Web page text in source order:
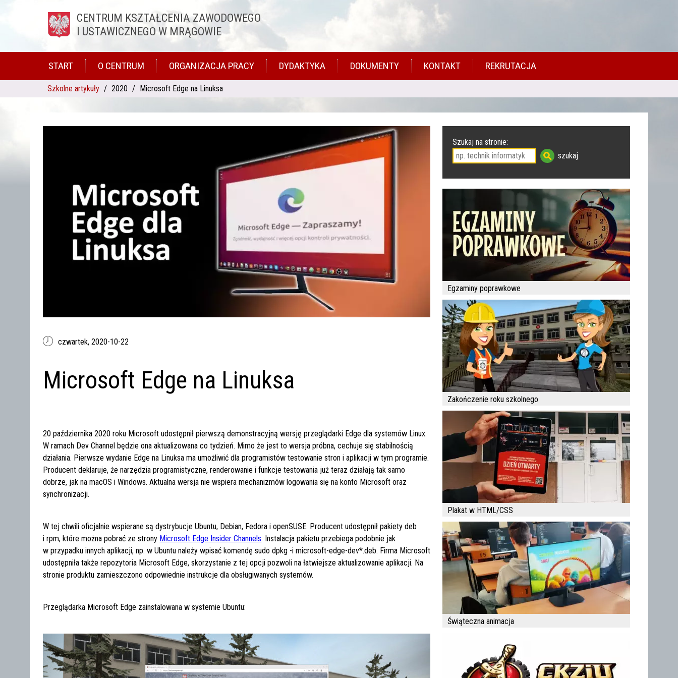
Przejdź do treści
CENTRUM KSZTAŁCENIA ZAWODOWEGO
I USTAWICZNEGO W MRĄGOWIE
START O CENTRUM ORGANIZACJA PRACY DYDAKTYKA DOKUMENTY KONTAKT REKRUTACJA
Szkolne artykuły 2020 Microsoft Edge na Linuksa
czwartek,2020-10-22
Microsoft Edge na Linuksa
20 października 2020 roku Microsoft udostępnił pierwszą demonstracyjną wersję przeglądarki Edge dla systemów Linux.
W ramach Dev Channel będzie ona aktualizowana co tydzień. Mimo że jest to wersja próbna, cechuje się stabilnością
działania. Pierwsze wydanie Edge na Linuksa ma umożliwić dla programistów testowanie stron i aplikacji w tym programie.
Producent deklaruje, że narzędzia programistyczne, renderowanie i funkcje testowania już teraz działają tak samo
dobrze, jak na macOS i Windows. Aktualna wersja nie wspiera mechanizmów logowania się na konto Microsoft oraz
synchronizacji.
W tej chwili oficjalnie wspierane są dystrybucje Ubuntu, Debian, Fedora i openSUSE. Producent udostępnił pakiety deb
i rpm, które można pobrać ze strony Microsoft Edge Insider Channels. Instalacja pakietu przebiega podobnie jak
w przypadku innych aplikacji, np. w Ubuntu należy wpisać komendę sudo dpkg -i microsoft-edge-dev*.deb. Firma Microsoft
udostępniła także repozytoria Microsoft Edge, skorzystanie z tej opcji pozwoli na łatwiejsze aktualizowanie aplikacji. Na
stronie produktu zamieszczono odpowiednie instrukcje dla obsługiwanych systemów.
Przeglądarka Microsoft Edge zainstalowana w systemie Ubuntu:
Szukaj na stronie:
Egzaminy poprawkowe
Zakończenie roku szkolnego
Plakat w HTML/CSS
Świąteczna animacja